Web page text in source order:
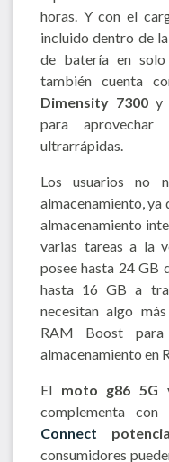
horas. Y con el
incluido dentro de
de batería en
también cuenta
Dimensity 7300 y
para
ultrarrápidas.
Los usuarios no
almacenamiento, ya
almacenamiento
varias tareas a la
posee hasta 24 GB
hasta 16 GB a
necesitan algo
RAM Boost para
almacenamiento en
El moto g86 5G
complementa
Connect
consumidores